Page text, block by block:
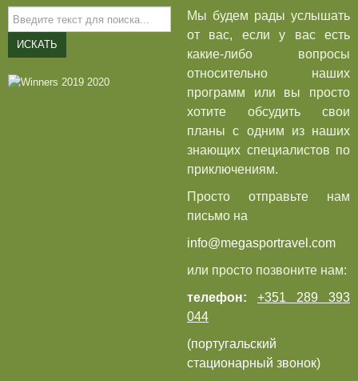
Искать...
ИСКАТЬ
Мы будем рады услышать
от вас, если у вас есть
какие-либо вопросы
относительно наших
программ или вы просто
хотите обсудить свои
планы с одним из наших
знающих специалистов по
приключениям.
Просто отправьте нам
письмо на
info@megasportravel.com
или просто позвоните нам:
телефон:
+351 289 393
044
(португальский
стационарный звонок)